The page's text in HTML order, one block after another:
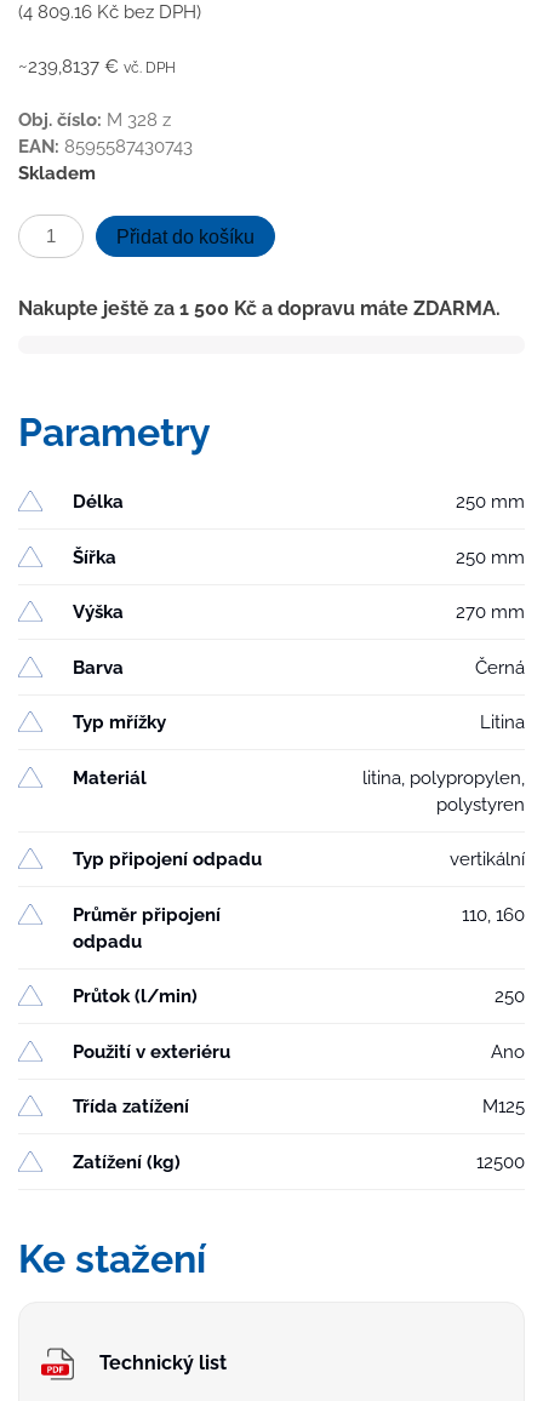
(4 809.16 Kč bez DPH)
~239,8137 € vč. DPH
Obj. číslo: M 328 z
EAN: 8595587430743
Skladem
Kanalizační
vpusť
D160/D110-
litinový
mřížka
SUN
se
množství
Přidat do košíku
Nakupte ještě za 1 500 Kč a dopravu máte ZDARMA.
Parametry
Délka 250 mm
Šířka 250 mm
Výška 270 mm
Barva Černá
Typ mřížky Litina
Materiál
litina, polypropylen,
polystyren
Typ připojení odpadu vertikální
Průměr připojení
odpadu
110, 160
Průtok (l/min) 250
Použití v exteriéru Ano
Třída zatížení M125
Zatížení (kg) 12500
Ke stažení
Technický list